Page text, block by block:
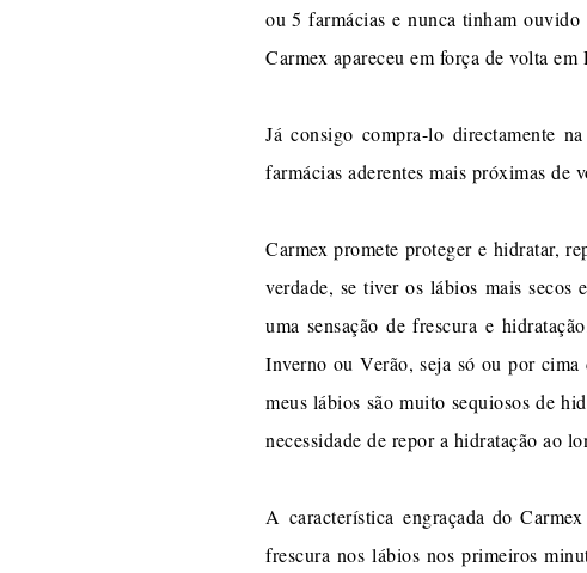
ou 5 farmácias e nunca tinham
Carmex apareceu em força de volta
Já consigo compra-lo directamente
farmácias aderentes mais próximas de
Carmex promete proteger e hidratar,
verdade, se tiver os lábios mais
uma sensação de frescura e
Inverno ou Verão, seja só ou por
meus lábios são muito sequiosos de
necessidade de repor a hidratação ao
A característica engraçada do
frescura nos lábios nos primeiros